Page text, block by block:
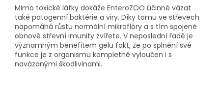
Mimo toxické látky dokáže EnteroZOO účinně vázat
také patogenní baktérie a viry. Díky tomu ve střevech
napomáhá růstu normální mikroflóry a s tím spojené
obnově střevní imunity zvířete. V neposlední řadě je
významným benefitem gelu fakt, že po splnění své
funkce je z organismu kompletně vyloučen i s
navázanými škodlivinami.